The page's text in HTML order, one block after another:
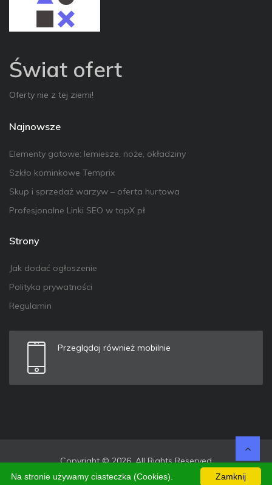
Świat ofert
Oferty nie z tej ziemi!
Najnowsze
Elementy gotowe: lemiesze, noże, okładziny
Szkło kominkowe Temprix
Skup i sprzedaż warzyw – oferta hurtowa
Profesjonalne Linki SEO w topX pł
Strony
Jak dodać ogłoszenie
Polityka prywatności
Regulamin
Przeglądaj również mobilnie
Copyright © 2026. All Rights Reserved
Zamknij
Na stronie używamy ciasteczka (Cookies).